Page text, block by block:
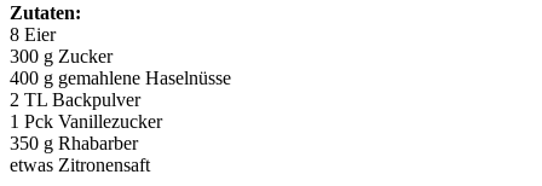
Zutaten:
8 Eier
300 g Zucker
400 g gemahlene Haselnüsse
2 TL Backpulver
1 Pck Vanillezucker
350 g Rhabarber
etwas Zitronensaft